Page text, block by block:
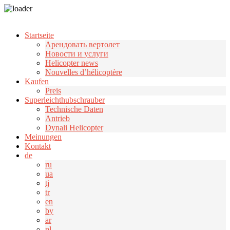
Startseite
Арендовать вертолет
Новости и услуги
Helicopter news
Nouvelles d’hélicoptère
Kaufen
Preis
Superleichthubschrauber
Technische Daten
Antrieb
Dynali Helicopter
Meinungen
Kontakt
de
ru
ua
tj
tr
en
by
ar